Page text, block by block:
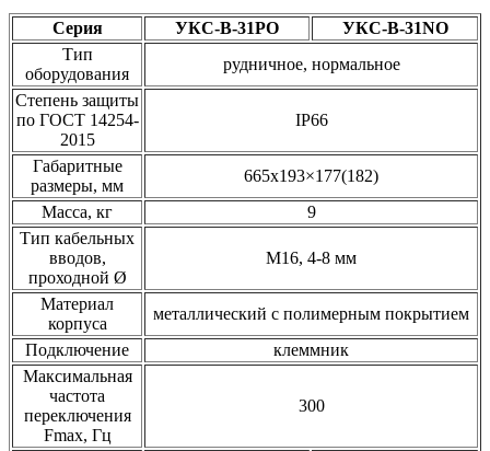
Серия УКС-В-31PO
УКС-В-31NO
Тип
оборудования
рудничное, нормальное
Степень защиты
по ГОСТ 14254-
2015
IP66
Габаритные
размеры, мм
665х193×177(182)
Масса, кг
9
Тип кабельных
вводов,
проходной Ø
М16, 4-8 мм
Материал
корпуса
металлический с полимерным покрытием
Подключение
клеммник
Максимальная
частота
переключения
Fmax, Гц
300